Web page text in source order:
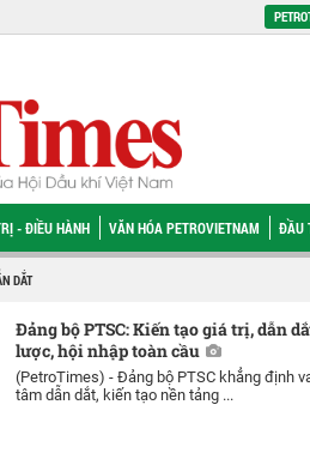
- ĐIỀU HÀNH VĂN HÓA PETROVIETNAM ĐẦU
DẮT
Đảng bộ PTSC: Kiến tạo giá trị, dẫn
lược, hội nhập toàn cầu
(PetroTimes) - Đảng bộ PTSC khẳng định
tâm dẫn dắt, kiến tạo nền tảng ...